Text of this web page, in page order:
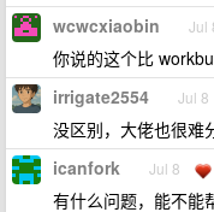
wcwcxiaobin Jul
你说的这个比
irrigate2554 Jul 8
没区别，大佬也很难
icanfork Jul 8
有什么问题，能不能